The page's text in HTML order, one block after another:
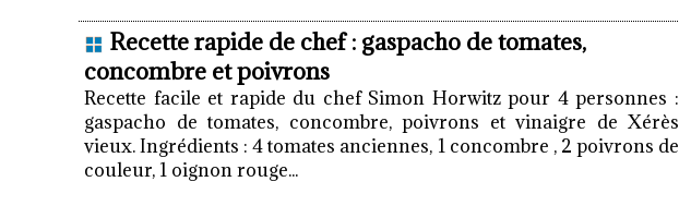
Recette rapide de chef : gaspacho de tomates,
concombre et poivrons
Recette facile et rapide du chef Simon Horwitz pour 4 personnes :
gaspacho de tomates, concombre, poivrons et vinaigre de Xérès
vieux. Ingrédients : 4 tomates anciennes, 1 concombre , 2 poivrons de
couleur, 1 oignon rouge...